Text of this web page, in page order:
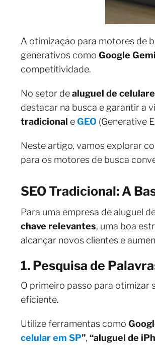
A otimização para motores de
generativos como Google
competitividade.
No setor dealuguel de
destacar na busca e garantir a
tradicional eGEO (Generative
Neste artigo, vamos explorar
para os motores de busca
SEO Tradicional: A
Para uma empresa de aluguel
chave relevantes, uma boa
alcançar novos clientes e
1. Pesquisa de
O primeiro passo para otimizar
eficiente.
Utilize ferramentas como
celular em SP”, “aluguel de